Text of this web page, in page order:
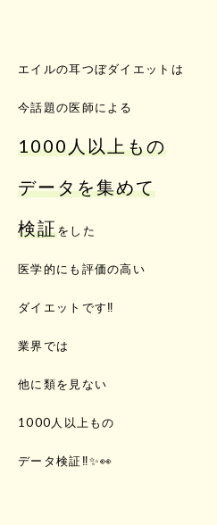
エイルの耳つぼダイエットは
今話題の医師による
1000人以上もの
データを集めて
検証をした
医学的にも評価の高い
ダイエットです‼️
業界では
他に類を見ない
1000人以上もの
データ検証‼️✨👀